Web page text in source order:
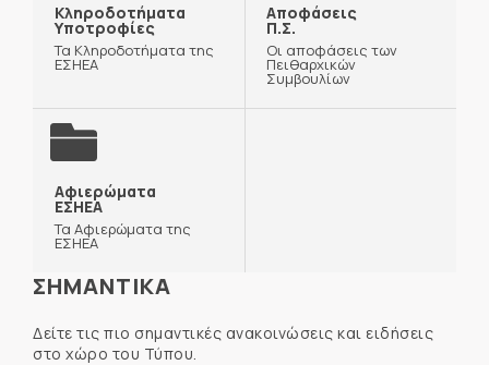
Κληροδοτήματα
Υποτροφίες
Τα Κληροδοτήματα της
ΕΣΗΕΑ
Αποφάσεις
Π.Σ.
Οι αποφάσεις των
Πειθαρχικών
Συμβουλίων
Αφιερώματα
ΕΣΗΕΑ
Τα Αφιερώματα της
ΕΣΗΕΑ
ΣΗΜΑΝΤΙΚΑ
Δείτε τις πιο σημαντικές ανακοινώσεις και ειδήσεις
στο χώρο του Τύπου.